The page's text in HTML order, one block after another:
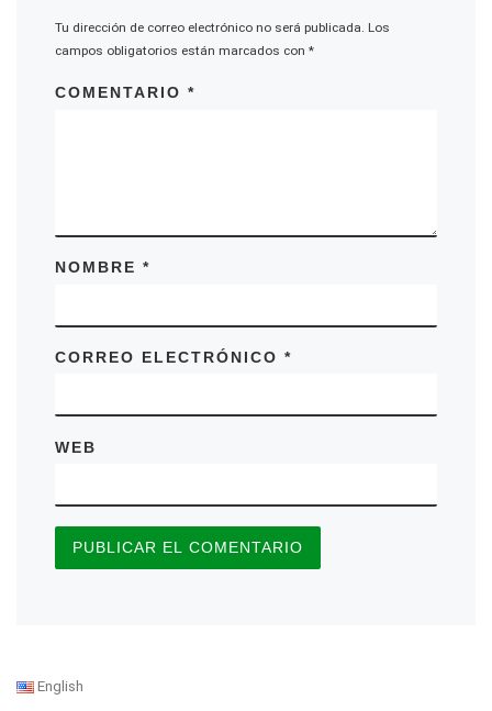
Tu dirección de correo electrónico no será publicada. Los
campos obligatorios están marcados con*
COMENTARIO*
NOMBRE*
CORREO ELECTRÓNICO*
WEB
English